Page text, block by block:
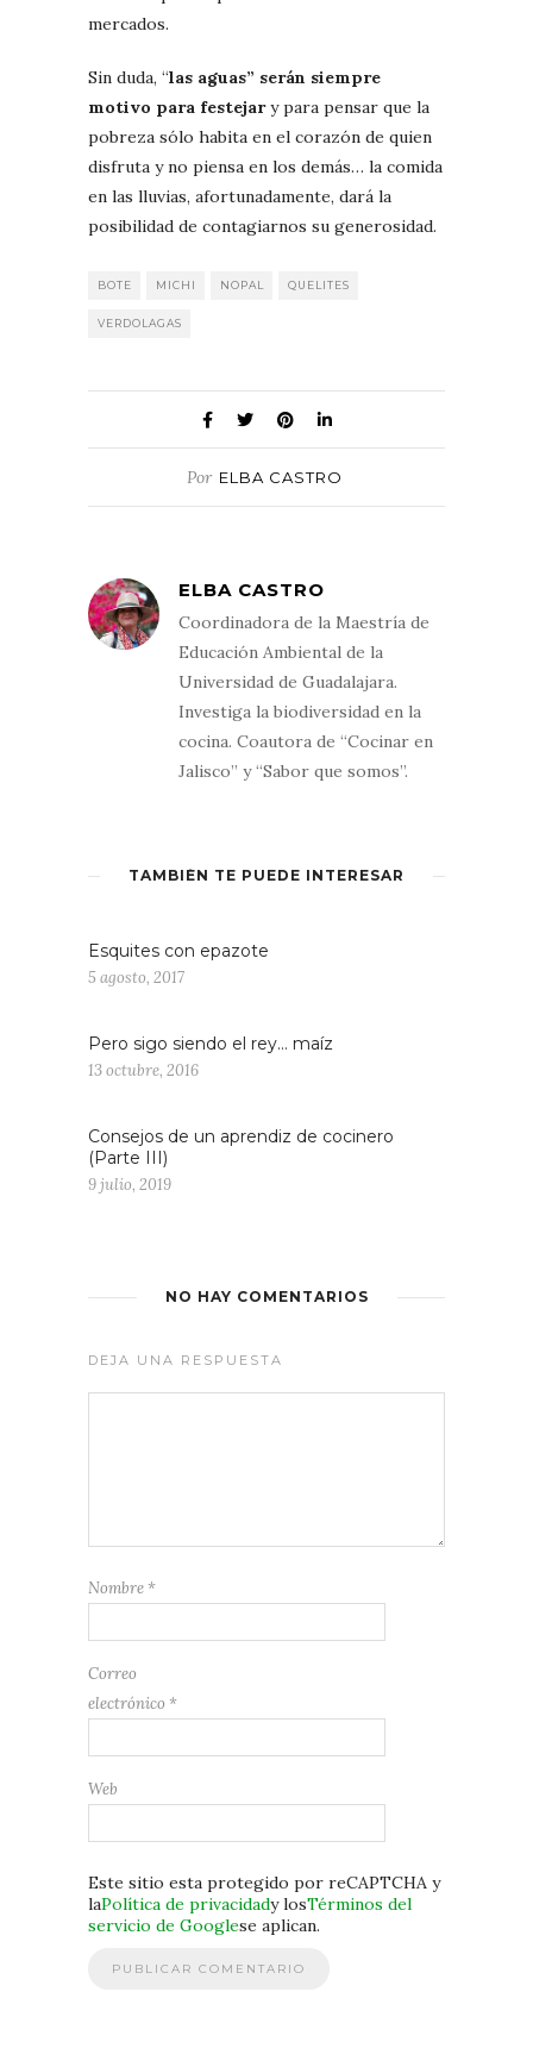
mercados.
Sin duda, “las aguas” serán siempre
motivo para festejary para pensar que la
pobreza sólo habita en el corazón de quien
disfruta y no piensa en los demás… la comida
en las lluvias, afortunadamente, dará la
posibilidad de contagiarnos su generosidad.
BOTE MICHI NOPAL QUELITES
VERDOLAGAS
Por ELBA CASTRO
ELBA CASTRO
Coordinadora de la Maestría de
Educación Ambiental de la
Universidad de Guadalajara.
Investiga la biodiversidad en la
cocina. Coautora de “Cocinar en
Jalisco” y “Sabor que somos”.
TAMBIÉN TE PUEDE INTERESAR
Esquites con epazote
5 agosto, 2017
Pero sigo siendo el rey… maíz
13 octubre, 2016
Consejos de un aprendiz de cocinero
(Parte III)
9 julio, 2019
NO HAY COMENTARIOS
DEJA UNA RESPUESTA
Nombre *
Correo
electrónico *
Web
Este sitio esta protegido por reCAPTCHA y
laPolítica de privacidady losTérminos del
servicio de Googlese aplican.